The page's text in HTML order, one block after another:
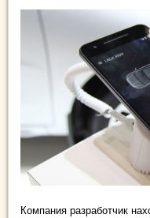
Компания разработчик